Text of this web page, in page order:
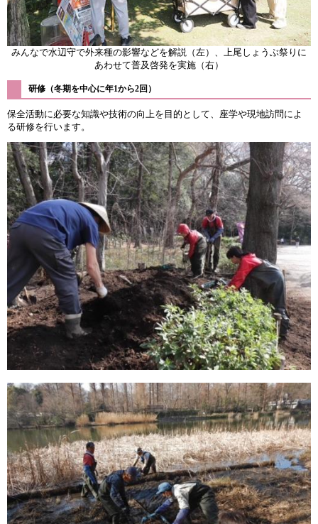
みんなで水辺守で外来種の影響などを解説（左）、上尾しょうぶ祭りに
あわせて普及啓発を実施（右）
研修（冬期を中心に年1から2回）
保全活動に必要な知識や技術の向上を目的として、座学や現地訪問によ
る研修を行います。